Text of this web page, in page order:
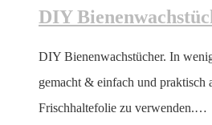
DIY
DIY Bienenwachstücher. In
gemacht & einfach und praktisch
Frischhaltefolie zu verwenden.…